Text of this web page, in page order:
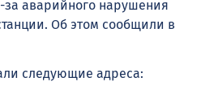
за аварийного нарушения
Об этом сообщили в
следующие адреса: